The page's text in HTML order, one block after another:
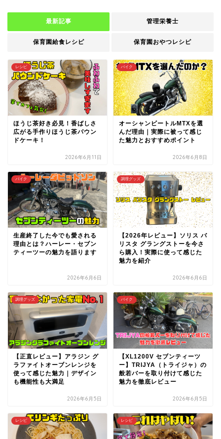
最新記事 管理栄養士
保育園給食レシピ 保育園おやつレシピ
レシピ
ほうじ茶好き必見！香ばしさ
広がる手作りほうじ茶パウン
ドケーキ！
2026年6月11日
バイク
オーシャンビートルMTXを選
んだ理由｜実際に被って感じ
た魅力とおすすめポイント
2026年6月8日
バイク
生産終了した今でも愛される
理由とは？ハーレー・セブン
ティーツーの魅力を語ります
2026年6月6日
調理グッズ
【2026年レビュー】ソリス バ
リスタ グラングストーを今さ
ら購入！実際に使って感じた
魅力を紹介
2026年6月6日
調理グッズ
【正直レビュー】アラジン グ
ラファイトオーブンレンジを
使って感じた魅力｜デザイン
も機能性も大満足
2026年6月5日
バイク
【XL1200V セブンティーツ
ー】TRIJYA（トライジャ）の
般若バーを取り付けて感じた
魅力を徹底レビュー
2026年6月5日
レシピ レシピ